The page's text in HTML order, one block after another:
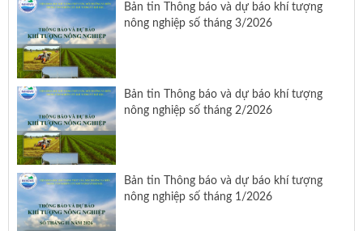
Bản tin Thông báo và dự báo khí tượng
nông nghiệp số tháng 3/2026
Bản tin Thông báo và dự báo khí tượng
nông nghiệp số tháng 2/2026
Bản tin Thông báo và dự báo khí tượng
nông nghiệp số tháng 1/2026